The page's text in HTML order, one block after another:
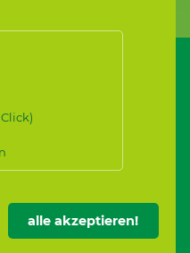
alle akzeptieren!
｜